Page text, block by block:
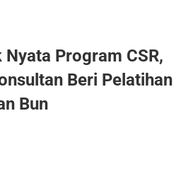
Program CSR,
Beri Pelatihan
Bun